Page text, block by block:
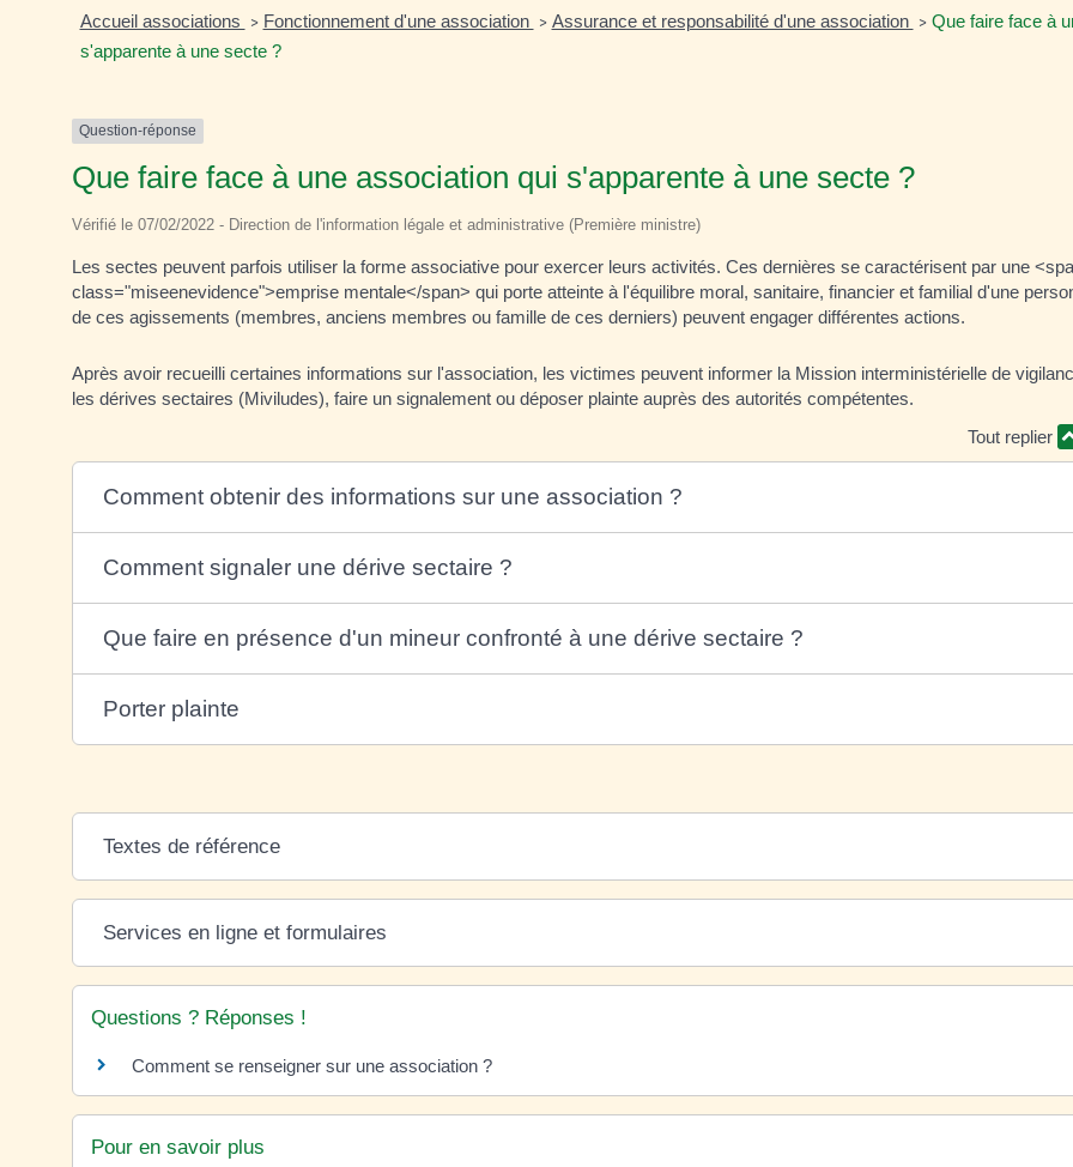
Accueil associations > Fonctionnement d'une association > Assurance et responsabilité d'une association > Que faire face à
s'apparente à une secte ?
Question-réponse
Que faire face à une association qui s'apparente à une secte ?
Vérifié le 07/02/2022 - Direction de l'information légale et administrative (Première ministre)
Les sectes peuvent parfois utiliser la forme associative pour exercer leurs activités. Ces dernières se caractérisent par une
class="miseenevidence">emprise mentale</span> qui porte atteinte à l'équilibre moral, sanitaire, financier et familial d'une
de ces agissements (membres, anciens membres ou famille de ces derniers) peuvent engager différentes actions.
Après avoir recueilli certaines informations sur l'association, les victimes peuvent informer la Mission interministérielle de
les dérives sectaires (Miviludes), faire un signalement ou déposer plainte auprès des autorités compétentes.
Tout replier
Comment obtenir des informations sur une association ?
Comment signaler une dérive sectaire ?
Que faire en présence d'un mineur confronté à une dérive sectaire ?
Porter plainte
Textes de référence
Services en ligne et formulaires
Questions ? Réponses !
Comment se renseigner sur une association ?
Pour en savoir plus